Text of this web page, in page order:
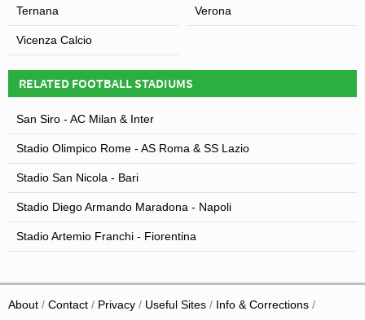
Ternana Verona
Vicenza Calcio
RELATED FOOTBALL STADIUMS
San Siro - AC Milan & Inter
Stadio Olimpico Rome - AS Roma & SS Lazio
Stadio San Nicola - Bari
Stadio Diego Armando Maradona - Napoli
Stadio Artemio Franchi - Fiorentina
About Contact Privacy Useful Sites Info & Corrections